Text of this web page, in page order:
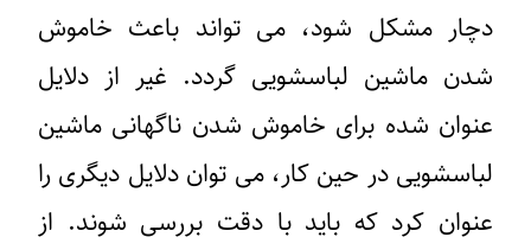
دچار مشکل شود، می تواند باعث خاموش
شدن ماشین لباسشویی گردد. غیر از دلایل
عنوان شده برای خاموش شدن ناگهانی ماشین
لباسشویی در حین کار، می توان دلایل دیگری را
عنوان کرد که باید با دقت بررسی شوند. از